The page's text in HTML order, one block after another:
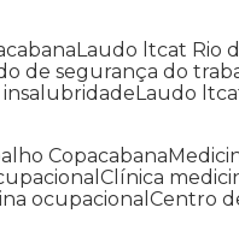
Laudo ltcat Rio
de segurança do
insalubridade Laudo
Copacabana
Clínica
ocupacional Centro